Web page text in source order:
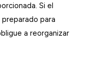
Si el
para
a reorganizar